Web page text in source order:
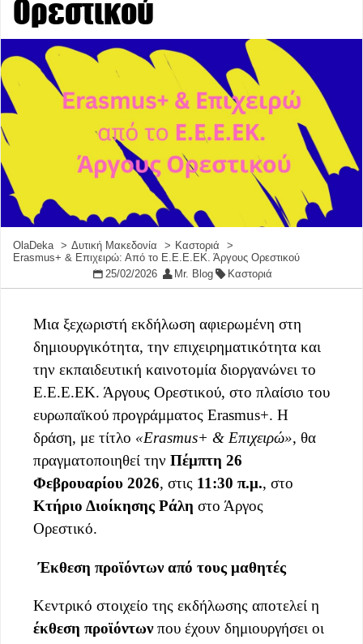
Ορεστικού
OlaDeka Δυτική Μακεδονία
Καστοριά
Erasmus+ & Επιχειρώ: Από το Ε.Ε.Ε.ΕΚ. Άργους Ορεστικού
25/02/2026
Mr. Blog Καστοριά
Μια ξεχωριστή εκδήλωση αφιερωμένη στη
δημιουργικότητα, την επιχειρηματικότητα και
την εκπαιδευτική καινοτομία διοργανώνει το
Ε.Ε.Ε.ΕΚ. Άργους Ορεστικού, στο πλαίσιο του
ευρωπαϊκού προγράμματος Erasmus+. Η
δράση, με τίτλο «Erasmus+ & Επιχειρώ», θα
πραγματοποιηθεί την Πέμπτη 26
Φεβρουαρίου 2026, στις 11:30 π.μ., στο
Κτήριο Διοίκησης Ράλη στο Άργος
Ορεστικό.
Έκθεση προϊόντων από τους μαθητές
Κεντρικό στοιχείο της εκδήλωσης αποτελεί η
έκθεση προϊόντωνπου έχουν δημιουργήσει οι